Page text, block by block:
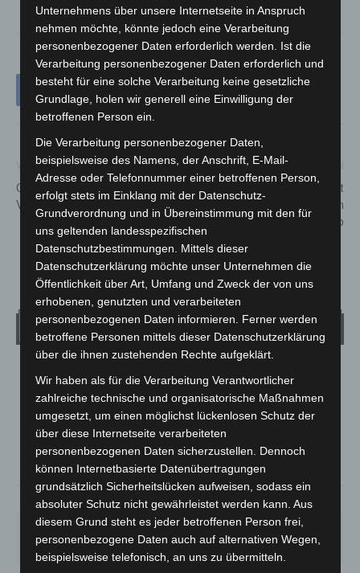
Vorheriger Artikel
Gut zu wissen –
Verbrauchertipp
Nächster Artikel
Müll und Glasscherben – Stadt
baut Unterstände auf dem
IKEP ab
Wetter
LANGENHAGEN
Überwiegend Bewölkt
13.9°C 15.5°
13.3°
90% 1m/s 84%
SA.
27°
SO.
34°
MO.
27°
DI.
23°
MI.
20°
Unternehmens über unsere Internetseite in Anspruch
nehmen möchte, könnte jedoch eine Verarbeitung
personenbezogener Daten erforderlich werden. Ist die
Verarbeitung personenbezogener Daten erforderlich und
besteht für eine solche Verarbeitung keine gesetzliche
Grundlage, holen wir generell eine Einwilligung der
betroffenen Person ein.
Die Verarbeitung personenbezogener Daten,
beispielsweise des Namens, der Anschrift, E-Mail-
Adresse oder Telefonnummer einer betroffenen Person,
erfolgt stets im Einklang mit der Datenschutz-
Grundverordnung und in Übereinstimmung mit den für
uns geltenden landesspezifischen
Datenschutzbestimmungen. Mittels dieser
Datenschutzerklärung möchte unser Unternehmen die
Öffentlichkeit über Art, Umfang und Zweck der von uns
erhobenen, genutzten und verarbeiteten
personenbezogenen Daten informieren. Ferner werden
betroffene Personen mittels dieser Datenschutzerklärung
über die ihnen zustehenden Rechte aufgeklärt.
Wir haben als für die Verarbeitung Verantwortlicher
zahlreiche technische und organisatorische Maßnahmen
umgesetzt, um einen möglichst lückenlosen Schutz der
über diese Internetseite verarbeiteten
personenbezogenen Daten sicherzustellen. Dennoch
können Internetbasierte Datenübertragungen
grundsätzlich Sicherheitslücken aufweisen, sodass ein
absoluter Schutz nicht gewährleistet werden kann. Aus
diesem Grund steht es jeder betroffenen Person frei,
personenbezogene Daten auch auf alternativen Wegen,
beispielsweise telefonisch, an uns zu übermitteln.